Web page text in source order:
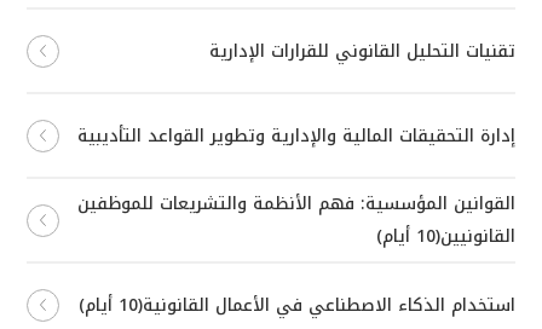
تقنيات التحليل القانوني للقرارات الإدارية
إدارة التحقيقات المالية والإدارية وتطوير القواعد التأديبية
القوانين المؤسسية: فهم الأنظمة والتشريعات للموظفين
القانونيين(10 أيام)
استخدام الذكاء الاصطناعي في الأعمال القانونية(10 أيام)